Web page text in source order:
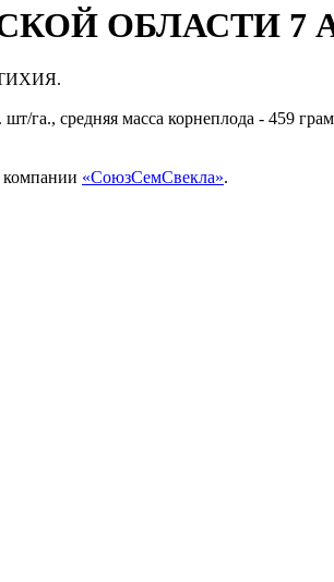
ОБЛАСТИ 7
га., средняя масса корнеплода - 459
компании «СоюзСемСвекла».